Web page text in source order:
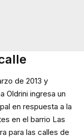
de 2013 y
Oldrini ingresa un
en respuesta a la
en el barrio Las
para las calles de